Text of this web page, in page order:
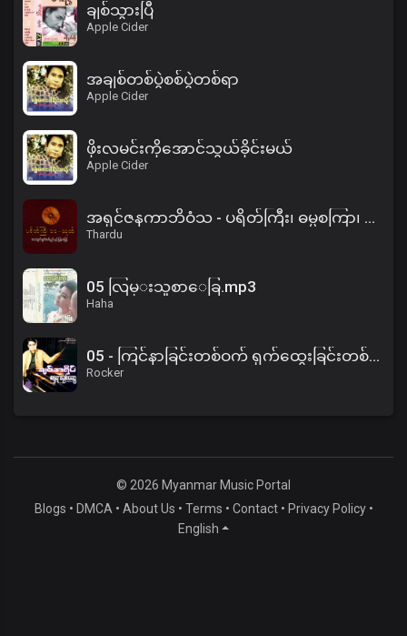
ချစ်သွားပြီ
Apple Cider
အချစ်တစ်ပွဲစစ်ပွဲတစ်ရာ
Apple Cider
ဖိုးလမင်းကိုအောင်သွယ်ခိုင်းမယ်
Apple Cider
အရှင်ဇနကာဘိဝံသ - ပရိတ်ကြီး၊ ဓမ္မစကြာ၊ အနတ္တလက္ခဏသုတ်
Thardu
05 လြမ္းသူစာေခြ.mp3
Haha
05 - ကြင်နာခြင်းတစ်ဝက် ရှက်ထွေးခြင်းတစ်ဝက်.mp3
Rocker
© 2026 Myanmar Music Portal
Blogs • DMCA • About Us • Terms • Contact• Privacy Policy•
English